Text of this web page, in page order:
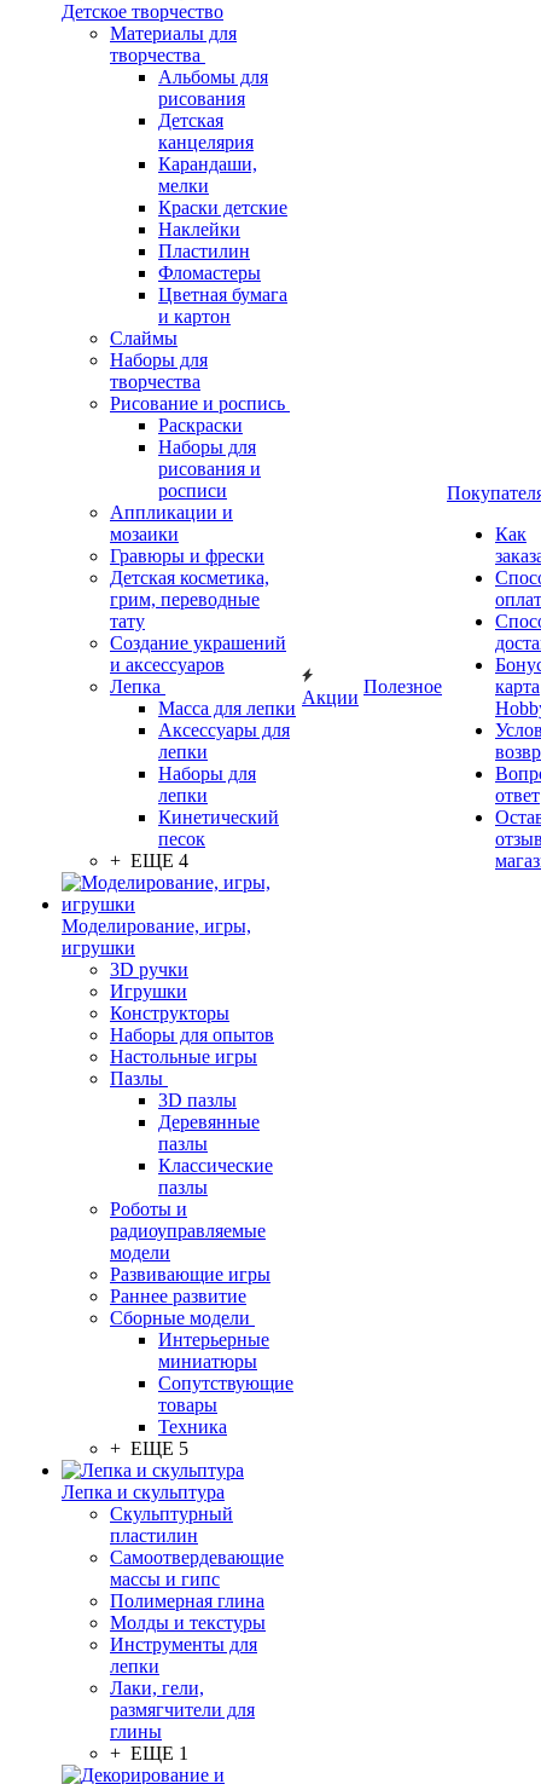
Детское творчество
Материалы для
творчества
Альбомы для
рисования
Детская
канцелярия
Карандаши,
мелки
Краски детские
Наклейки
Пластилин
Фломастеры
Цветная бумага
и картон
Слаймы
Наборы для
творчества
Рисование и роспись
Раскраски
Наборы для
рисования и
росписи
Аппликации и
мозаики
Гравюры и фрески
Детская косметика,
грим, переводные
тату
Создание украшений
и аксессуаров
Лепка
Масса для лепки
Аксессуары для
лепки
Наборы для
лепки
Кинетический
песок
+ ЕЩЕ 4
Моделирование, игры,
игрушки
3D ручки
Игрушки
Конструкторы
Наборы для опытов
Настольные игры
Пазлы
3D пазлы
Деревянные
пазлы
Классические
пазлы
Роботы и
радиоуправляемые
модели
Развивающие игры
Раннее развитие
Сборные модели
Интерьерные
миниатюры
Сопутствующие
товары
Техника
+ ЕЩЕ 5
Лепка и скульптура
Скульптурный
пластилин
Самоотвердевающие
массы и гипс
Полимерная глина
Молды и текстуры
Инструменты для
лепки
Лаки, гели,
размягчители для
глины
+ ЕЩЕ 1
Акции
Полезное
Как
карта
ответ